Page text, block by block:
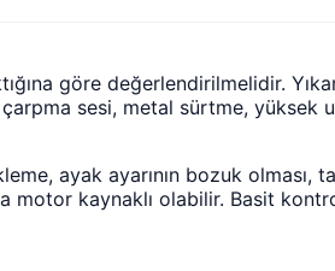
göre değerlendirilmelidir.
sesi, metal sürtme, yüksek
ayak ayarının bozuk
motor kaynaklı olabilir. Basit